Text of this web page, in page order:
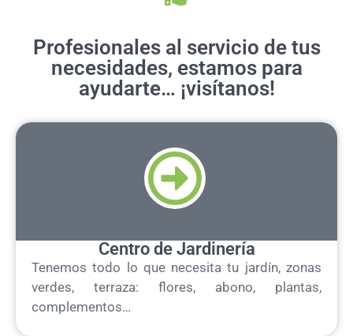
terraza, huerto urbano...
Profesionales al servicio de tus
necesidades, estamos para
ayudarte… ¡visítanos!
Centro de Jardinería
Tenemos todo lo que necesita tu jardín, zonas
verdes, terraza: flores, abono, plantas,
complementos…